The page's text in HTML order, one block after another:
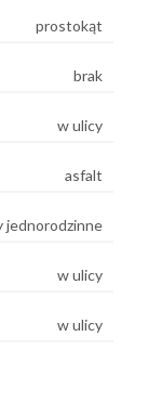
prostokąt
brak
w ulicy
asfalt
jednorodzinne
w ulicy
w ulicy